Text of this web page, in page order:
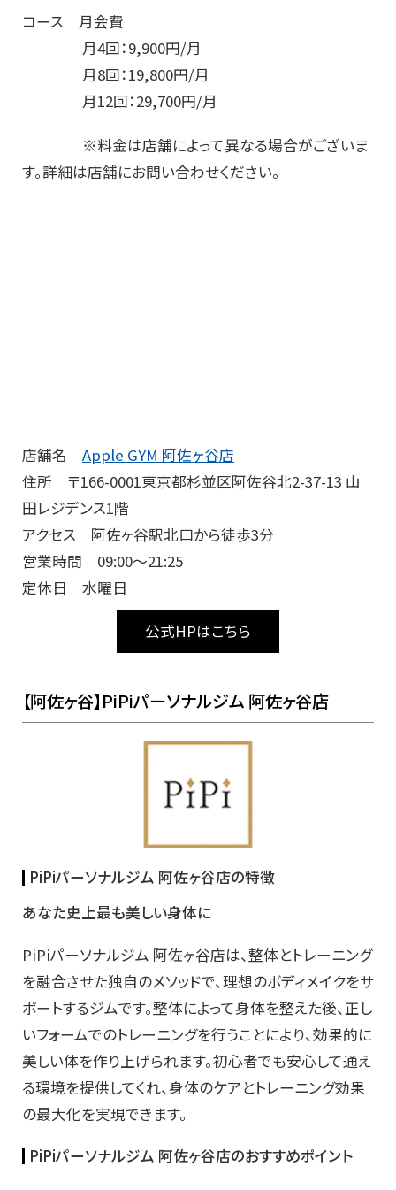
コース 月会費
月4回：9,900円/月
月8回：19,800円/月
月12回：29,700円/月
※料金は店舗によって異なる場合がございま
す。詳細は店舗にお問い合わせください。
店舗名 Apple GYM 阿佐ヶ谷店
住所 〒166-0001東京都杉並区阿佐谷北2-37-13 山
田レジデンス1階
アクセス 阿佐ヶ谷駅北口から徒歩3分
営業時間 09:00～21:25
定休日 水曜日
公式HPはこちら
【阿佐ヶ谷】PiPiパーソナルジム 阿佐ヶ谷店
PiPiパーソナルジム 阿佐ヶ谷店の特徴
あなた史上最も美しい身体に
PiPiパーソナルジム 阿佐ヶ谷店は、整体とトレーニング
を融合させた独自のメソッドで、理想のボディメイクをサ
ポートするジムです。整体によって身体を整えた後、正し
いフォームでのトレーニングを行うことにより、効果的に
美しい体を作り上げられます。初心者でも安心して通え
る環境を提供してくれ、身体のケアとトレーニング効果
の最大化を実現できます。
PiPiパーソナルジム 阿佐ヶ谷店のおすすめポイント